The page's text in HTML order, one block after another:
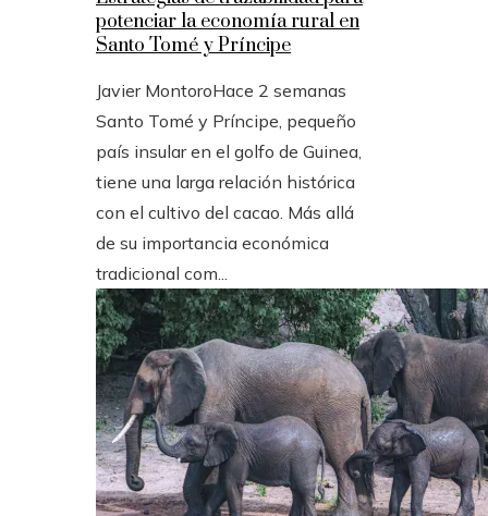
potenciar la economía rural en
Santo Tomé y Príncipe
Javier MontoroHace 2 semanas
Santo Tomé y Príncipe, pequeño
país insular en el golfo de Guinea,
tiene una larga relación histórica
con el cultivo del cacao. Más allá
de su importancia económica
tradicional com...